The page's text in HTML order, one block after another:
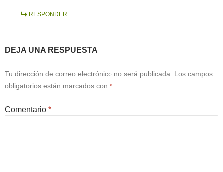
RESPONDER
DEJA UNA RESPUESTA
Tu dirección de correo electrónico no será publicada. Los campos
obligatorios están marcados con *
Comentario *